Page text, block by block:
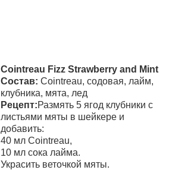
Cointreau Fizz Strawberry and Mint
Состав: Cointreau, содовая, лайм,
клубника, мята, лед
Рецепт:Размять 5 ягод клубники с
листьями мяты в шейкере и
добавить:
40 мл Cointreau,
10 мл сока лайма.
Украсить веточкой мяты.